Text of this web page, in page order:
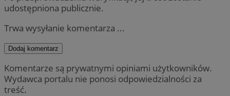
udostępniona publicznie.
Trwa wysyłanie komentarza ...
Dodaj komentarz
Komentarze są prywatnymi opiniami użytkowników.
Wydawca portalu nie ponosi odpowiedzialności za
treść.